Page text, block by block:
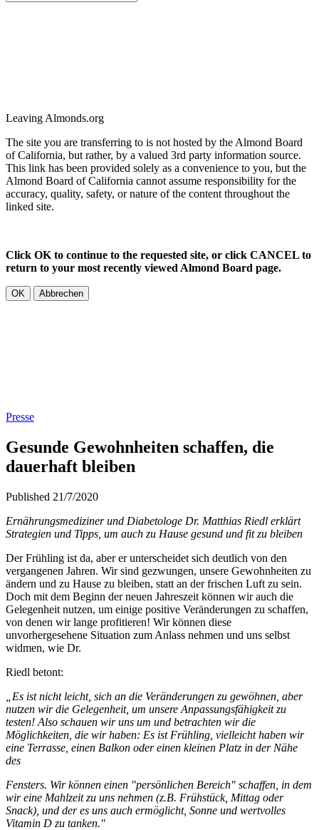
Leaving Almonds.org
The site you are transferring to is not hosted by the Almond Board
of California, but rather, by a valued 3rd party information source.
This link has been provided solely as a convenience to you, but the
Almond Board of California cannot assume responsibility for the
accuracy, quality, safety, or nature of the content throughout the
linked site.
Click OK to continue to the requested site, or click CANCEL to
return to your most recently viewed Almond Board page.
OK Abbrechen
Presse
Gesunde Gewohnheiten schaffen, die
dauerhaft bleiben
Published 21/7/2020
Ernährungsmediziner und Diabetologe Dr. Matthias Riedl erklärt
Strategien und Tipps, um auch zu Hause gesund und fit zu bleiben
Der Frühling ist da, aber er unterscheidet sich deutlich von den
vergangenen Jahren. Wir sind gezwungen, unsere Gewohnheiten zu
ändern und zu Hause zu bleiben, statt an der frischen Luft zu sein.
Doch mit dem Beginn der neuen Jahreszeit können wir auch die
Gelegenheit nutzen, um einige positive Veränderungen zu schaffen,
von denen wir lange profitieren! Wir können diese
unvorhergesehene Situation zum Anlass nehmen und uns selbst
widmen, wie Dr.
Riedl betont:
„Es ist nicht leicht, sich an die Veränderungen zu gewöhnen, aber
nutzen wir die Gelegenheit, um unsere Anpassungsfähigkeit zu
testen! Also schauen wir uns um und betrachten wir die
Möglichkeiten, die wir haben: Es ist Frühling, vielleicht haben wir
eine Terrasse, einen Balkon oder einen kleinen Platz in der Nähe
des
Fensters. Wir können einen "persönlichen Bereich" schaffen, in dem
wir eine Mahlzeit zu uns nehmen (z.B. Frühstück, Mittag oder
Snack), und der es uns auch ermöglicht, Sonne und wertvolles
Vitamin D zu tanken."